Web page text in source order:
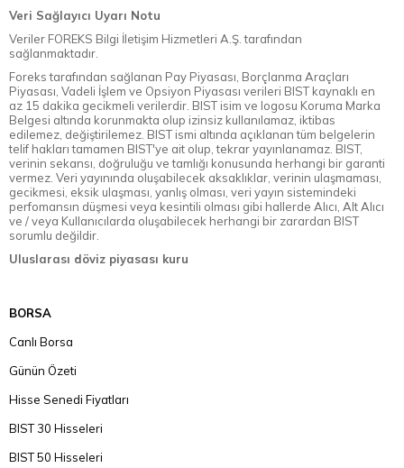
Veri Sağlayıcı Uyarı Notu
Veriler FOREKS Bilgi İletişim Hizmetleri A.Ş. tarafından
sağlanmaktadır.
Foreks tarafından sağlanan Pay Piyasası, Borçlanma Araçları
Piyasası, Vadeli İşlem ve Opsiyon Piyasası verileri BIST kaynaklı en
az 15 dakika gecikmeli verilerdir. BIST isim ve logosu Koruma Marka
Belgesi altında korunmakta olup izinsiz kullanılamaz, iktibas
edilemez, değiştirilemez. BIST ismi altında açıklanan tüm belgelerin
telif hakları tamamen BIST'ye ait olup, tekrar yayınlanamaz. BIST,
verinin sekansı, doğruluğu ve tamlığı konusunda herhangi bir garanti
vermez. Veri yayınında oluşabilecek aksaklıklar, verinin ulaşmaması,
gecikmesi, eksik ulaşması, yanlış olması, veri yayın sistemindeki
perfomansın düşmesi veya kesintili olması gibi hallerde Alıcı, Alt Alıcı
ve / veya Kullanıcılarda oluşabilecek herhangi bir zarardan BIST
sorumlu değildir.
Uluslarası döviz piyasası kuru
BORSA
Canlı Borsa
Günün Özeti
Hisse Senedi Fiyatları
BIST 30 Hisseleri
BIST 50 Hisseleri